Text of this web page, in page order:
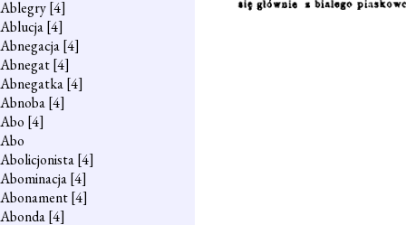
Ablegry[4]
Ablucja[4]
Abnegacja[4]
Abnegat[4]
Abnegatka[4]
Abnoba[4]
Abo [4]
Abo
Abolicjonista[4]
Abominacja[4]
Abonament[4]
Abonda[4]